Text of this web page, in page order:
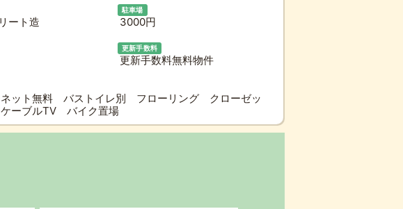
ート造
駐車場
3000円
更新手数料
更新手数料無料物件
ット無料 バストイレ別 フローリング クローゼッ
ーブルTV バイク置場